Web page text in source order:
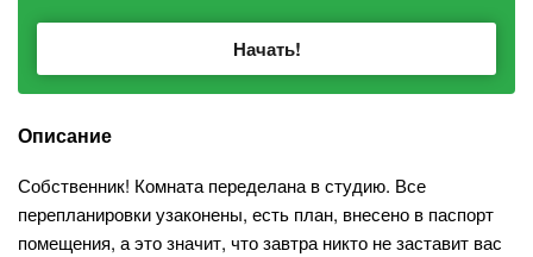
Начать!
Описание
Собственник! Комната переделана в студию. Все
перепланировки узаконены, есть план, внесено в паспорт
помещения, а это значит, что завтра никто не заставит вас